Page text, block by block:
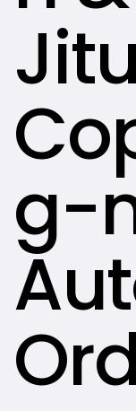
Jitu
g-